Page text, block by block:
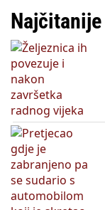
Najčitanije